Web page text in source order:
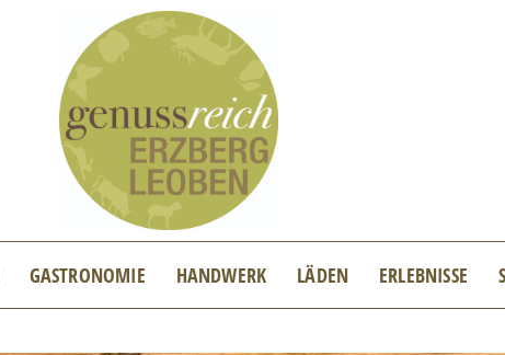
GASTRONOMIE HANDWERK LÄDEN ERLEBNISSE